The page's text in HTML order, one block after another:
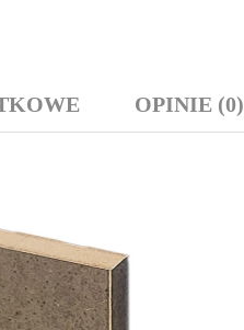
OPINIE (0)